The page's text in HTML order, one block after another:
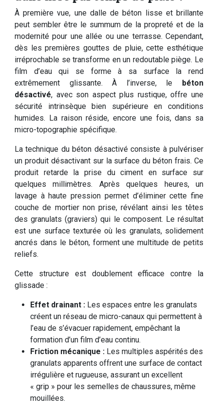
À première vue, une dalle de béton lisse et brillante
peut sembler être le summum de la propreté et de la
modernité pour une allée ou une terrasse. Cependant,
dès les premières gouttes de pluie, cette esthétique
irréprochable se transforme en un redoutable piège. Le
film d’eau qui se forme à sa surface la rend
extrêmement glissante. À l’inverse, le béton
désactivé, avec son aspect plus rustique, offre une
sécurité intrinsèque bien supérieure en conditions
humides. La raison réside, encore une fois, dans sa
micro-topographie spécifique.
La technique du béton désactivé consiste à pulvériser
un produit désactivant sur la surface du béton frais. Ce
produit retarde la prise du ciment en surface sur
quelques millimètres. Après quelques heures, un
lavage à haute pression permet d’éliminer cette fine
couche de mortier non prise, révélant ainsi les têtes
des granulats (graviers) qui le composent. Le résultat
est une surface texturée où les granulats, solidement
ancrés dans le béton, forment une multitude de petits
reliefs.
Cette structure est doublement efficace contre la
glissade :
Effet drainant : Les espaces entre les granulats
créent un réseau de micro-canaux qui permettent à
l’eau de s’évacuer rapidement, empêchant la
formation d’un film d’eau continu.
Friction mécanique : Les multiples aspérités des
granulats apparents offrent une surface de contact
irrégulière et rugueuse, assurant un excellent
« grip » pour les semelles de chaussures, même
mouillées.